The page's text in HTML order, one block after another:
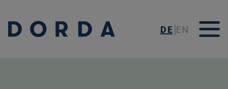
DE EN